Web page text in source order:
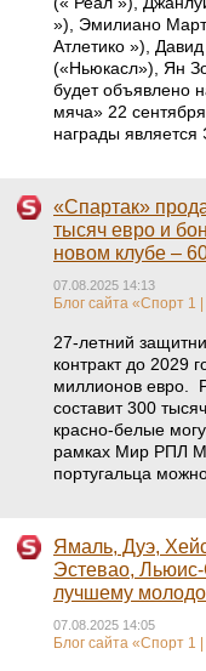
»), Эмилиано
Атлетико »),
(«Ньюкасл»), Ян
будет объявлено
мяча» 22
награды
«Спартак»
тысяч евро и
новом клубе –
07.08.2025 14:13
Блог сайта «Спорт 1
27-летний
контракт до 2029
миллионов евро.
составит 300
красно-белые
рамках Мир РПЛ
португальца
Ямаль, Дуэ,
Эстевао,
лучшему
07.08.2025 14:05
Блог сайта «Спорт 1